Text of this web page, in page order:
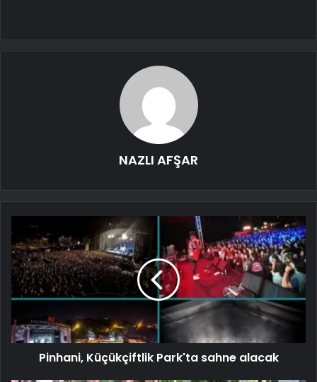
NAZLI AFŞAR
Pinhani, Küçükçiftlik Park'ta sahne alacak